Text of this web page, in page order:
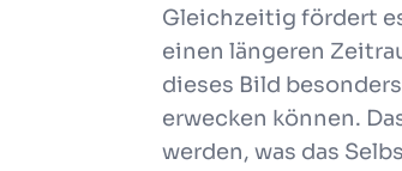
Gleichzeitig fördert
einen längeren
dieses Bild
erwecken können.
werden, was das